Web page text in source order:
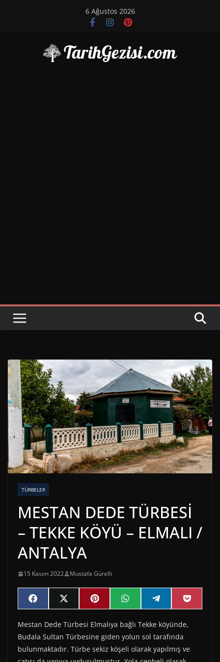
6 Ağustos 2026
TÜRBELER
MESTAN DEDE TÜRBESİ
– TEKKE KÖYÜ – ELMALI /
ANTALYA
15 Kasım 2022 Mustafa Gürelli
Share
on
F
a
e
b
o
o
k
Share
on
X
(
w
i
t
t
e
Share
on
P
i
t
e
r
e
s
Share
on
W
h
t
s
A
p
p
Share
on
e
e
g
r
a
m
Share
on
P
o
Mestan Dede Türbesi Elmalıya bağlı Tekke köyünde,
Budala Sultan Türbesine giden yolun sol tarafında
bulunmaktadır. Türbe sekiz köşeli olarak yapılmış ve